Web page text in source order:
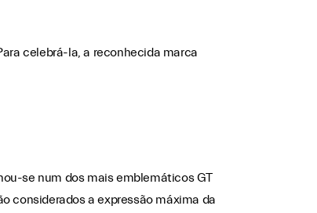
celebrá-la, a reconhecida marca
se num dos mais emblemáticos GT
considerados a expressão máxima da